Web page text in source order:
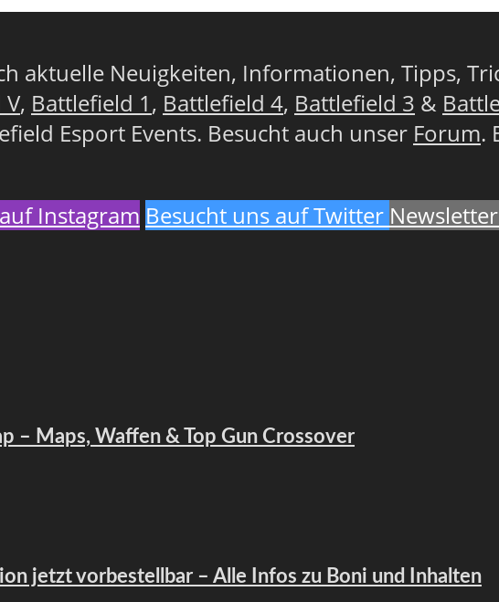
aktuelle Neuigkeiten, Informationen, Tipps,
, Battlefield 1, Battlefield 4, Battlefield 3 &
Esport Events. Besucht auch unser Forum.
Instagram Besucht uns auf Twitter
– Maps, Waffen & Top Gun Crossover
jetzt vorbestellbar – Alle Infos zu Boni und Inhalten